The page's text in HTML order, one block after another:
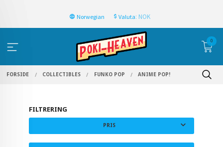
Norwegian Valuta: NOK
0
FORSIDE COLLECTIBLES FUNKO POP ANIME POP!
FILTRERING
PRIS